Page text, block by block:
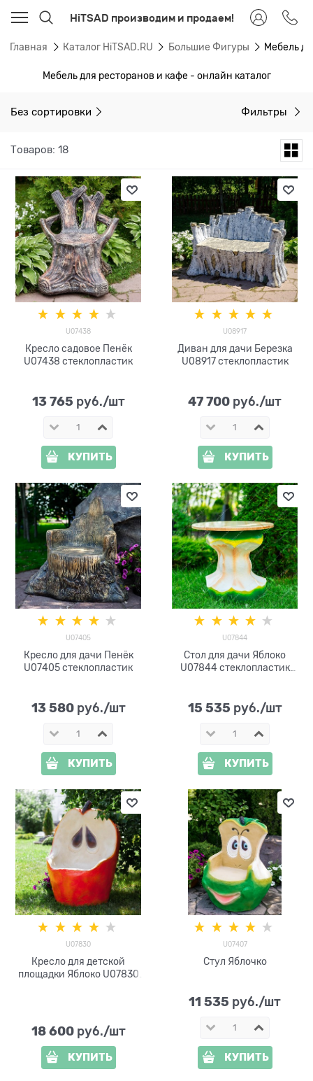
HiTSAD производим и продаем!
Главная Каталог HiTSAD.RU Большие Фигуры Мебель
Мебель для ресторанов и кафе - онлайн каталог
Без сортировки Фильтры
Товаров: 18
U07438
Кресло садовое Пенёк
U07438 стеклопластик
13 765 руб./шт
КУПИТЬ
U08917
Диван для дачи Березка
U08917 стеклопластик
47 700 руб./шт
КУПИТЬ
U07405
Кресло для дачи Пенёк
U07405 стеклопластик
13 580 руб./шт
КУПИТЬ
U07844
Стол для дачи Яблоко
U07844 стеклопластик
15 535 руб./шт
КУПИТЬ
U07830
Кресло для детской
площадки Яблоко U07830
18 600 руб./шт
КУПИТЬ
U07407
Стул Яблочко
11 535 руб./шт
КУПИТЬ